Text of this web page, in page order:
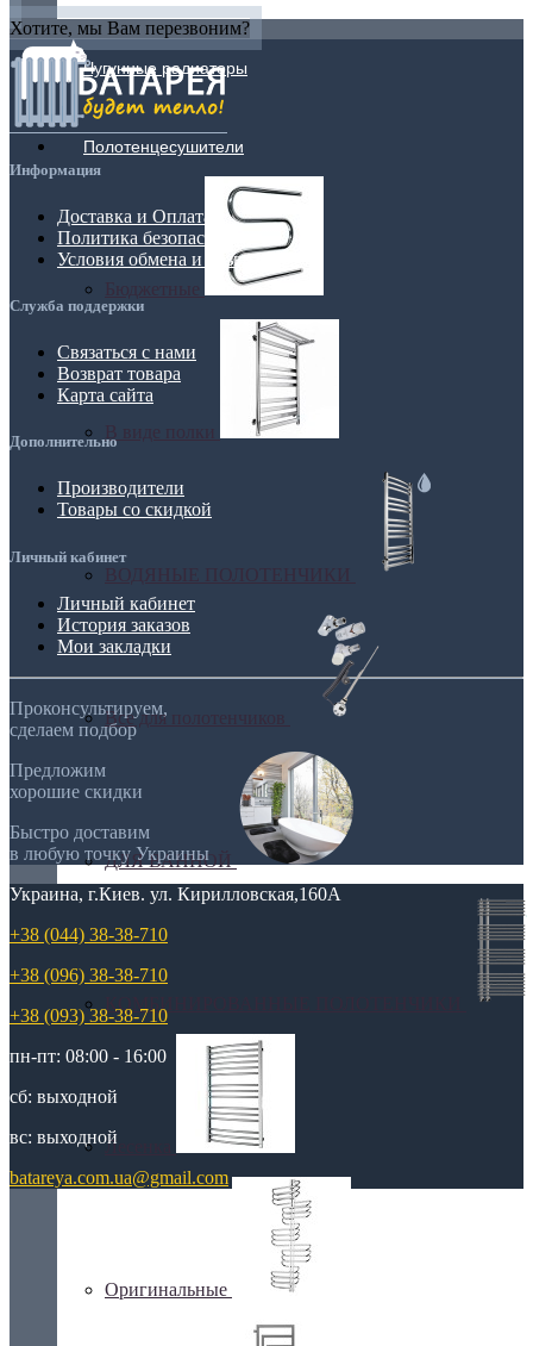
Чугунные радиаторы
Полотенцесушители
Все для полотенчиков
ДЛЯ ВАННОЙ
Лесенка
Оригинальные
Хотите, мы Вам перезвоним?
Информация
Доставка и Оплата
Политика безопасности
Условия обмена и возврата
Служба поддержки
Связаться с нами
Возврат товара
Карта сайта
Дополнительно
Производители
Товары со скидкой
Личный кабинет
Личный кабинет
История заказов
Мои закладки
Проконсультируем,
сделаем подбор
Предложим
хорошие скидки
Быстро доставим
в любую точку Украины
Украина, г.Киев. ул. Кирилловская,160А
+38 (044) 38-38-710
+38 (096) 38-38-710
+38 (093) 38-38-710
пн-пт: 08:00 - 16:00
сб: выходной
вс: выходной
batareya.com.ua@gmail.com